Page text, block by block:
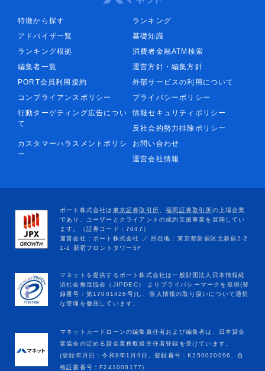
特徴から探す
ランキング
アドバイザ一覧
基礎知識
ランキング根拠
消費者金融ATM検索
編集者一覧
運営方針・編集方針
PORT会員利用規約
外部サービスの利用について
コンプライアンスポリシー
プライバシーポリシー
行動ターゲティング広告につい
て
情報セキュリティポリシー
反社会的勢力排除ポリシー
カスタマーハラスメントポリシ
ー
お問い合わせ
運営会社情報
マネットカードローンの編集責任者および編集者は、日本貸金
業協会の定める貸金業務取扱主任者登録を受けています。
(登録年月日：令和8年1月9日、登録番号：K250020096、合
格証書番号：F241000177)